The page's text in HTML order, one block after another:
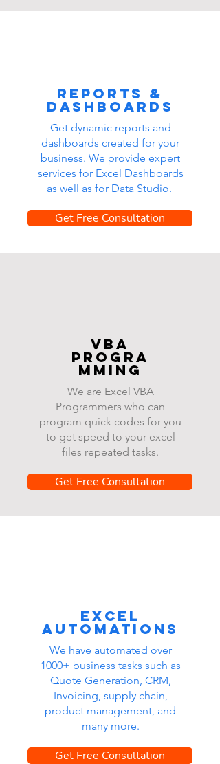
Reports &
dashboards
Get dynamic reports and
dashboards created for your
business. We provide expert
services for Excel Dashboards
as well as for Data Studio.
Get Free Consultation
VBA
progra
mming
We are Excel VBA
Programmers who can
program quick codes for you
to get speed to your excel
files repeated tasks.
Get Free Consultation
Excel
automations
We have automated over
1000+ business tasks such as
Quote Generation, CRM,
Invoicing, supply chain,
product management, and
many more.
Get Free Consultation